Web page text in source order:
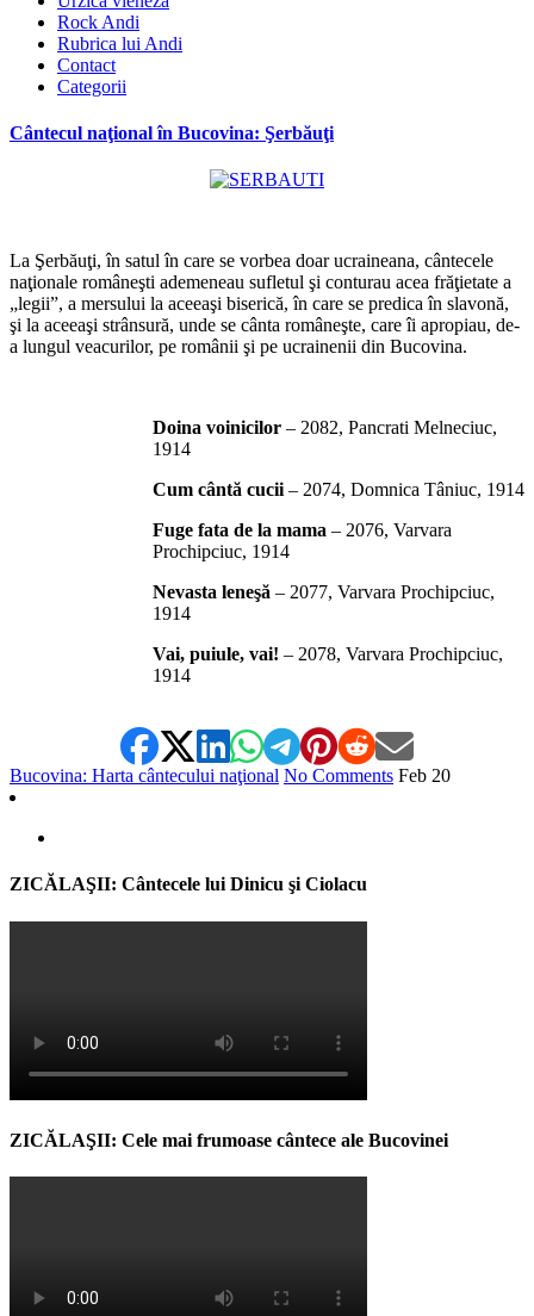
Rock Andi
Rubrica lui Andi
Contact
Categorii
Cântecul naţional în Bucovina: Şerbăuţi
La Şerbăuţi, în satul în care se vorbea doar ucraineana, cântecele
naţionale româneşti ademeneau sufletul şi conturau acea frăţietate a
„legii”, a mersului la aceeaşi biserică, în care se predica în slavonă,
şi la aceeaşi strânsură, unde se cânta româneşte, care îi apropiau, de-
a lungul veacurilor, pe românii şi pe ucrainenii din Bucovina.
Doina voinicilor – 2082, Pancrati Melneciuc,
1914
Cum cântă cucii – 2074, Domnica Tâniuc, 1914
Fuge fata de la mama – 2076, Varvara
Prochipciuc, 1914
Nevasta leneşă – 2077, Varvara Prochipciuc,
1914
Vai, puiule, vai! – 2078, Varvara Prochipciuc,
1914
Bucovina: Harta cântecului naţional No Comments Feb 20
ZICĂLAŞII: Cântecele lui Dinicu şi Ciolacu
ZICĂLAŞII: Cele mai frumoase cântece ale Bucovinei